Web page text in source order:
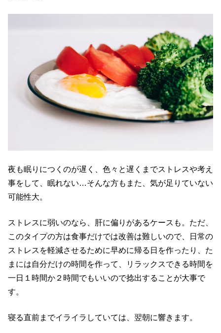
夜も眠りにつくのが遅く、色々と遅くまでストレスや考え
事をして、眠れない…そんな方もまた、気が足りていない
可能性大。
ストレスに弱いのなら、肝に偏りがあるケースも。ただ、
このタイプの方は食事だけでは改善は難しいので、日常の
ストレスを軽減させるために早めに帰る日を作ったり、た
まには自分だけの時間を作って、リラックスできる時間を
一日１時間か２時間でもいいので捻出することが大事で
す。
寝る直前までイライラしていては、翌朝に響きます。